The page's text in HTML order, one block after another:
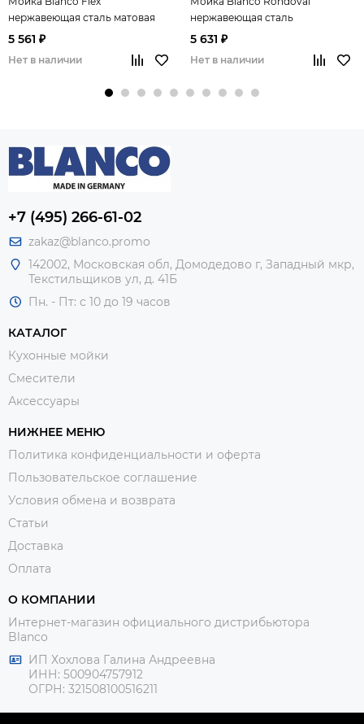
нержавеющая сталь матовая
5 561 ₽
Нет в наличии
нержавеющая сталь
полированная
5 631 ₽
Нет в наличии
+7 (495) 266-61-02
zakaz@blanco.promo
142002, Московская обл, Домодедово г, Западный мкр,
Текстильщиков ул, д. 41Б
Пн. - Пт: с 10 до 19 часов
КАТАЛОГ
Кухонные мойки
Смесители
Аксессуары
НИЖНЕЕ МЕНЮ
Политика конфиденциальности и оферта
Пользовательское соглашение
Условия обмена и возврата
Статьи
Доставка
Оплата
О КОМПАНИИ
Интернет-магазин официального дистрибьютора
Blanco
ИП Хохлова Галина Андреевна
ИНН: 500904757912
ОГРН: 321508100516211